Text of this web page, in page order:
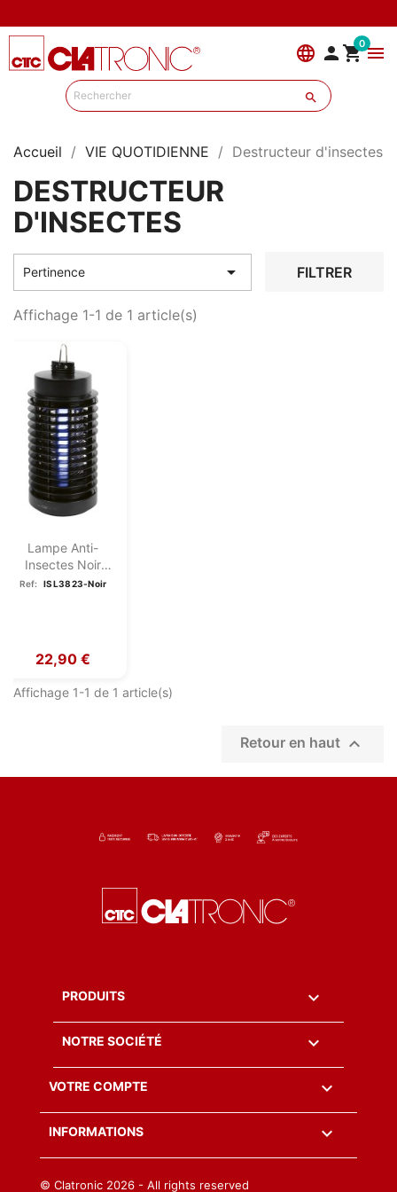
language  0menu

Accueil VIE QUOTIDIENNE Destructeur d'insectes
DESTRUCTEUR
D'INSECTES
Pertinence  FILTRER
Affichage 1-1 de 1 article(s)
Lampe Anti-
Insectes Noir
Clatronic
Ref: ISL3823-Noir
22,90 €
Affichage 1-1 de 1 article(s)
Retour en haut 
PRODUITS 
NOTRE SOCIÉTÉ 
VOTRE COMPTE 
INFORMATIONS keyboard_arrow_down
© Clatronic 2026 - All rights reserved